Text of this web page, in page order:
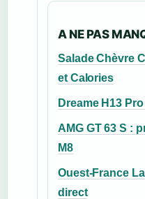
A NE PAS
Salade Chèvre
et Calories
Dreame H13
AMG GT 63 S :
M8
Ouest-France
direct